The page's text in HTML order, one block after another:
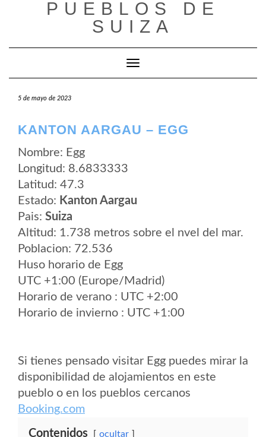
PUEBLOS DE
SUIZA
Cambiar modo de navegación
5 de mayo de 2023
KANTON AARGAU – EGG
Nombre: Egg
Longitud: 8.6833333
Latitud: 47.3
Estado: Kanton Aargau
Pais: Suiza
Altitud: 1.738 metros sobre el nvel del mar.
Poblacion: 72.536
Huso horario de Egg
UTC +1:00 (Europe/Madrid)
Horario de verano : UTC +2:00
Horario de invierno : UTC +1:00
Si tienes pensado visitar Egg puedes mirar la
disponibilidad de alojamientos en este
pueblo o en los pueblos cercanos
Booking.com
Contenidos ocultar